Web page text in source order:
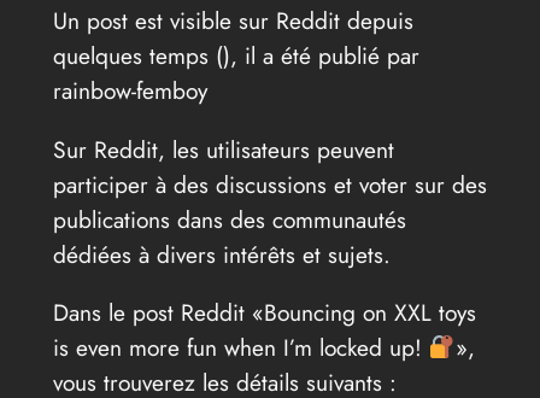
Un post est visible sur Reddit depuis
quelques temps (), il a été publié par
rainbow-femboy
Sur Reddit, les utilisateurs peuvent
participer à des discussions et voter sur des
publications dans des communautés
dédiées à divers intérêts et sujets.
Dans le post Reddit «Bouncing on XXL toys
is even more fun when I’m locked up!
»,
vous trouverez les détails suivants :